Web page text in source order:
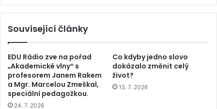
Související články
EDU Rádio zve na pořad
„Akademické vlny“ s
profesorem Janem Rakem
a Mgr. Marcelou Zmeškal,
speciální pedagožkou.
24. 7. 2026
Co kdyby jedno slovo
dokázalo změnit celý
život?
15. 7. 2026